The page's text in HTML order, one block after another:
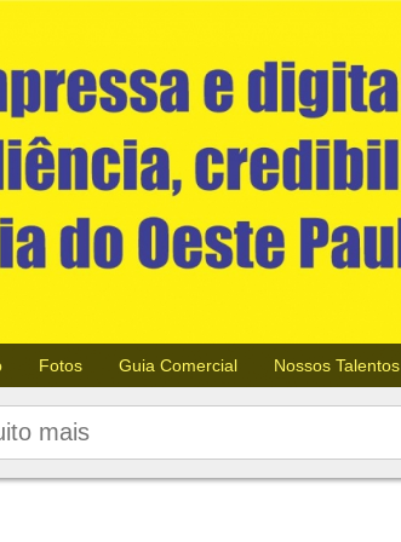
Fotos Guia Comercial Nossos Talentos